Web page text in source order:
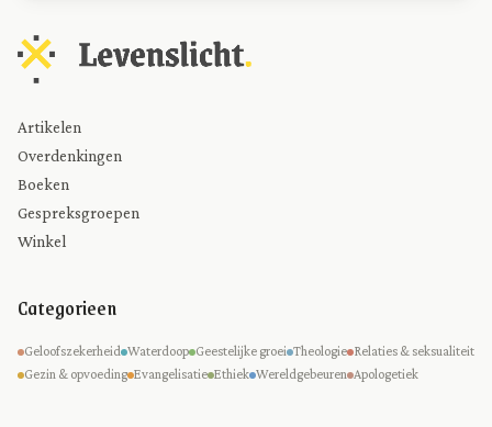
Artikelen
Overdenkingen
Boeken
Gespreksgroepen
Winkel
Categorieen
Geloofszekerheid Waterdoop Geestelijke groei Theologie Relaties & seksualiteit
Gezin & opvoeding Evangelisatie Ethiek Wereldgebeuren Apologetiek